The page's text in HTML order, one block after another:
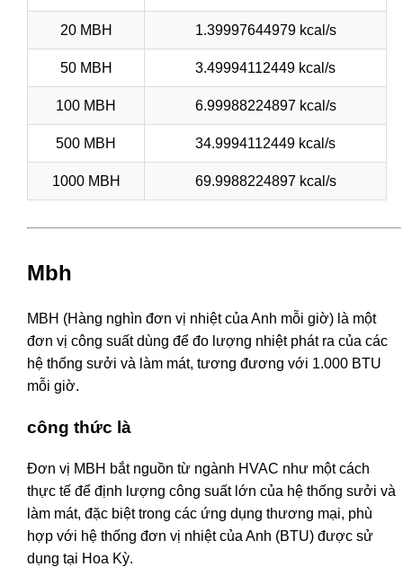
20 MBH 1.39997644979 kcal/s
50 MBH 3.49994112449 kcal/s
100 MBH 6.99988224897 kcal/s
500 MBH 34.9994112449 kcal/s
1000 MBH 69.9988224897 kcal/s
Mbh
MBH (Hàng nghìn đơn vị nhiệt của Anh mỗi giờ) là một
đơn vị công suất dùng để đo lượng nhiệt phát ra của các
hệ thống sưởi và làm mát, tương đương với 1.000 BTU
mỗi giờ.
công thức là
Đơn vị MBH bắt nguồn từ ngành HVAC như một cách
thực tế để định lượng công suất lớn của hệ thống sưởi và
làm mát, đặc biệt trong các ứng dụng thương mại, phù
hợp với hệ thống đơn vị nhiệt của Anh (BTU) được sử
dụng tại Hoa Kỳ.